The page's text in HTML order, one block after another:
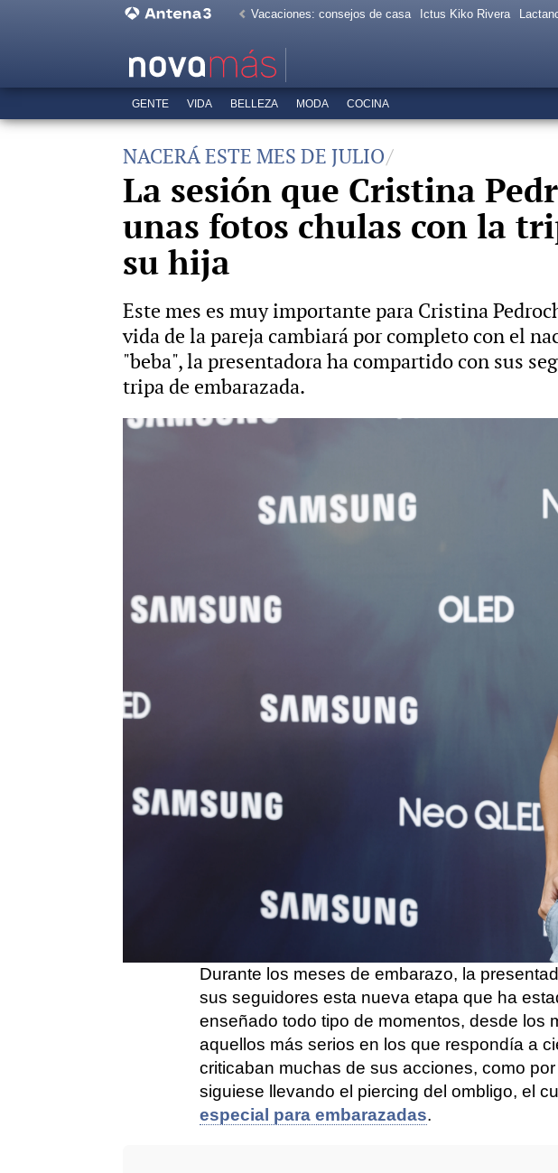
Vacaciones: consejos de casa Ictus Kiko Rivera
GENTE VIDA BELLEZA MODA COCINA
NACERÁ ESTE MES DE JULIO
La sesión que Cristina
unas fotos chulas con la
su hija
Este mes es muy importante para Cristina
vida de la pareja cambiará por completo con el
"beba", la presentadora ha compartido con sus
tripa de embarazada.
El vídeo de Cristina Pedroche en bikini enseñando
El emotivo vídeo de Cristina Pedroche llorando
Paula Sánchez
Este mes, la vida de Cristina Pedroche y
por completo, y es que a lo largo de estas
, de la cual aún se desconoce
Durante los meses de embarazo, la
sus seguidores esta nueva etapa que ha
enseñado todo tipo de momentos, desde los
aquellos más serios en los que respondía a
criticaban muchas de sus acciones, como
siguiese llevando el piercing del ombligo, el
especial para embarazadas.